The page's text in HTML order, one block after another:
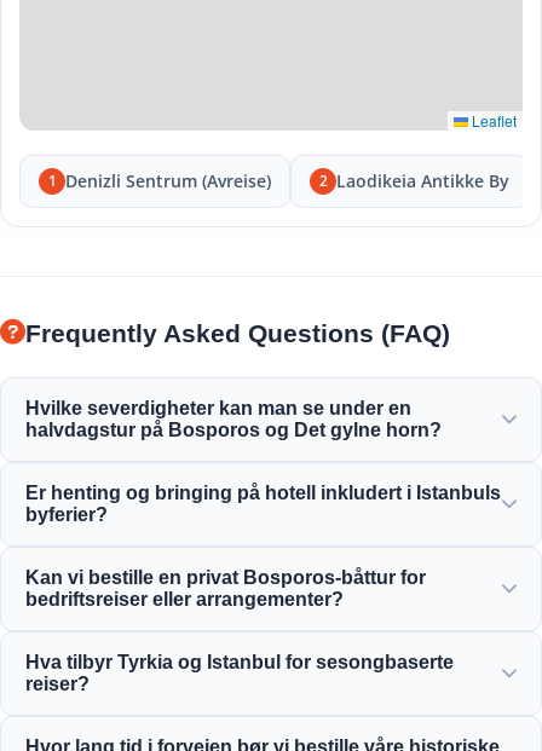
Leaflet
1 Denizli Sentrum (Avreise) 2 Laodikeia Antikke By
Frequently Asked Questions (FAQ)
Hvilke severdigheter kan man se under en
halvdagstur på Bosporos og Det gylne horn?
Bosporos-broen, Dolmabahçe-palasset, Ortaköy-moskeen,
Rumeli-festningen og elegante osmanske herskapshus.
Er henting og bringing på hotell inkludert i Istanbuls
byferier?
beliggende hotell i områder som Sultanahmet, Taksim og
omegn.
Kan vi bestille en privat Bosporos-båttur for
bedriftsreiser eller arrangementer?
og tilbyr skreddersydd yachtutleie, bedriftsarrangementer
og private Bosporos-middagskryssinger.
Hva tilbyr Tyrkia og Istanbul for sesongbaserte
reiser?
Hvor lang tid i forveien bør vi bestille våre historiske